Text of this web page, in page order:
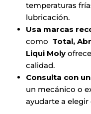
temperaturas
lubricación.
Usa marcas
como Total,
Liqui Moly
calidad.
Consulta con
un mecánico o
ayudarte a